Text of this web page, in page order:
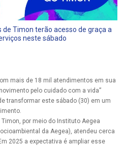
de Timon terão acesso de graça a
neste sábado
mais de 18 mil atendimentos em sua
pelo cuidado com a vida”
transformar este sábado (30) em um
por meio do Instituto Aegea
da Aegea), atendeu cerca
2025 a expectativa é ampliar esse